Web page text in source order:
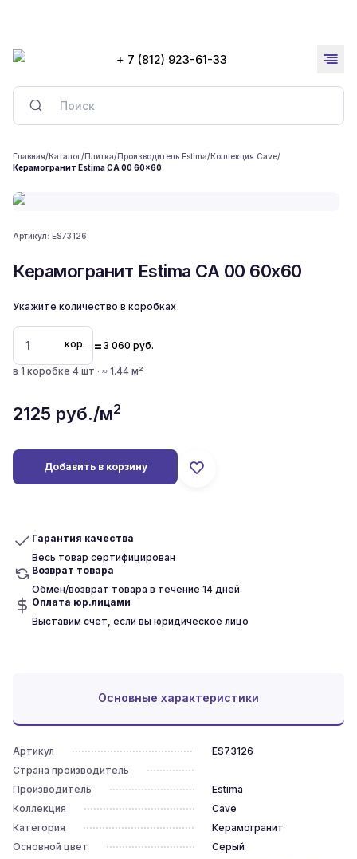
+ 7 (812) 923-61-33
Главная/Каталог/Плитка/Производитель Estima/Коллекция Cave/
Керамогранит Estima CA 00 60x60
Артикул: ES73126
Керамогранит Estima CA 00 60x60
Укажите количество в коробках
кор. = 3 060 руб.
в 1 коробке 4 шт · ≈ 1.44 м²
2125 руб./м2
Добавить в корзину
Гарантия качества
Весь товар сертифицирован
Возврат товара
Обмен/возврат товара в течение 14 дней
Оплата юр.лицами
Выставим счет, если вы юридическое лицо
Основные характеристики
Артикул
ES73126
Страна производитель
Производитель
Estima
Коллекция
Cave
Категория
Керамогранит
Основной цвет
Серый